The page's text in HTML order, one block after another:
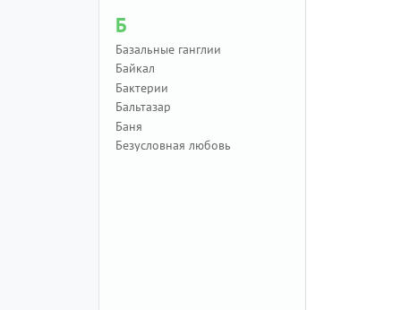
Б
Базальные ганглии
Байкал
Бактерии
Бальтазар
Баня
Безусловная любовь